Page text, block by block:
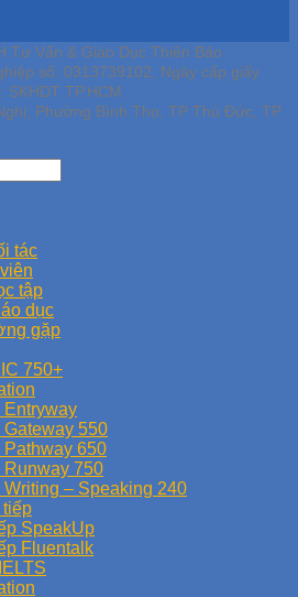
Tư Vấn & Giáo Dục Thiên Bảo
số: 0313739102, Ngày cấp giấy
TP.HCM
Phường Bình Thọ, TP Thủ Đức, TP
tác
tập
dục
gặp
750+
Entryway
Gateway 550
Pathway 650
Runway 750
Writing – Speaking 240
tiếp
SpeakUp
Fluentalk